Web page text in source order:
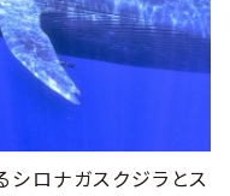
ロナガスクジラとス